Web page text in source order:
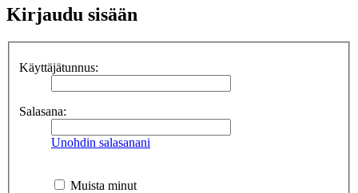
Kirjaudu sisään
Käyttäjätunnus:
Salasana:
Unohdin salasanani
Muista minut